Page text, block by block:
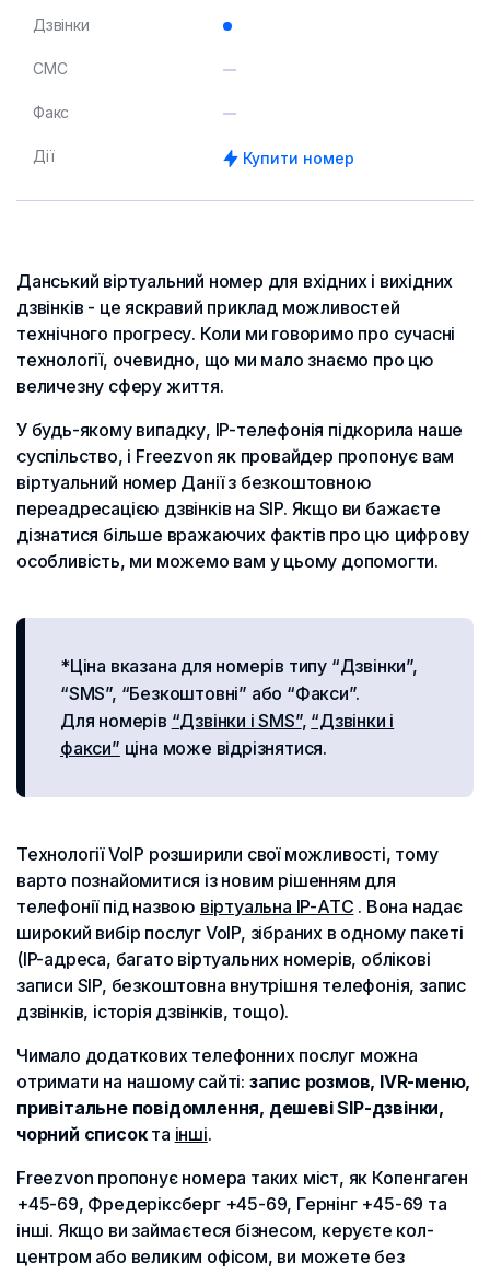
Дзвінки
СМС
Факс
Дії Купити номер
Данський віртуальний номер для вхідних і вихідних
дзвінків - це яскравий приклад можливостей
технічного прогресу. Коли ми говоримо про сучасні
технології, очевидно, що ми мало знаємо про цю
величезну сферу життя.
У будь-якому випадку, IP-телефонія підкорила наше
суспільство, і Freezvon як провайдер пропонує вам
віртуальний номер Данії з безкоштовною
переадресацією дзвінків на SIP. Якщо ви бажаєте
дізнатися більше вражаючих фактів про цю цифрову
особливість, ми можемо вам у цьому допомогти.
*Ціна вказана для номерів типу “Дзвінки”,
“SMS”, “Безкоштовні” або “Факси”.
Для номерів “Дзвінки і SMS”, “Дзвінки і
факси” ціна може відрізнятися.
Технології VoIP розширили свої можливості, тому
варто познайомитися із новим рішенням для
телефонії під назвою віртуальна IP-АТС . Вона надає
широкий вибір послуг VoIP, зібраних в одному пакеті
(IP-адреса, багато віртуальних номерів, облікові
записи SIP, безкоштовна внутрішня телефонія, запис
дзвінків, історія дзвінків, тощо).
Чимало додаткових телефонних послуг можна
отримати на нашому сайті: запис розмов, IVR-меню,
привітальне повідомлення, дешеві SIP-дзвінки,
чорний списокта інші.
Freezvon пропонує номера таких міст, як Копенгаген
+45-69, Фредеріксберг +45-69, Гернінг +45-69 та
інші. Якщо ви займаєтеся бізнесом, керуєте кол-
центром або великим офісом, ви можете без